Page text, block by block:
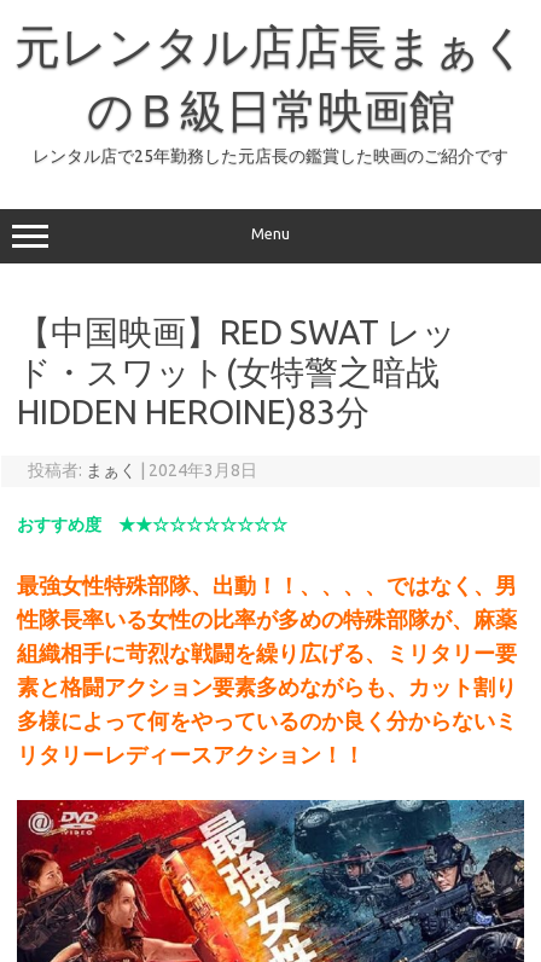
元レンタル店店長まぁく
のＢ級日常映画館
レンタル店で25年勤務した元店長の鑑賞した映画のご紹介です
Menu
【中国映画】RED SWAT レッ
ド・スワット(女特警之暗战
HIDDEN HEROINE)83分
投稿者: まぁく 2024年3月8日
おすすめ度 ★★☆☆☆☆☆☆☆☆
最強女性特殊部隊、出動！！、、、、ではなく、男
性隊長率いる女性の比率が多めの特殊部隊が、麻薬
組織相手に苛烈な戦闘を繰り広げる、ミリタリー要
素と格闘アクション要素多めながらも、カット割り
多様によって何をやっているのか良く分からないミ
リタリーレディースアクション！！